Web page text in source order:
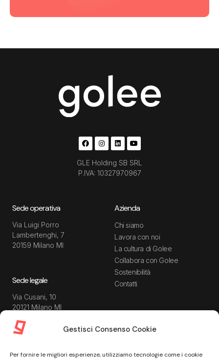
Gestisci Consenso Cookie
Per fornire le migliori esperienze, utilizziamo tecnologie come i cookie
GLE Holding SB SRL
P.IVA: 10327970967
Sede operativa
Via Luigi Porro
Lambertenghi, 7
20159 Milano MI
Sede legale
Via Cusani, 10
20121 Milano MI
Azienda
Chi siamo
Lavora con noi
La cultura di Golee
Collabora con Golee
Sostenibilità
Contatti